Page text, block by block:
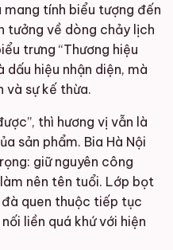
mang tính biểu tượng đến
tưởng về dòng chảy lịch
trưng “Thương hiệu
dấu hiệu nhận diện, mà
và sự kế thừa.
thì hương vị vẫn là
sản phẩm. Bia Hà Nội
giữ nguyên công
nên tên tuổi. Lớp bọt
quen thuộc tiếp tục
liền quá khứ với hiện